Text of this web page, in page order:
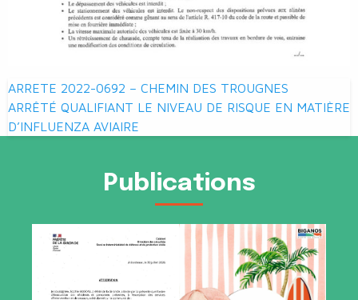
Navigation
de
l’article
ARRETE 2022-0692 – CHEMIN DES TROUGNES
ARRÊTÉ QUALIFIANT LE NIVEAU DE RISQUE EN MATIÈRE
D’INFLUENZA AVIAIRE
Publications